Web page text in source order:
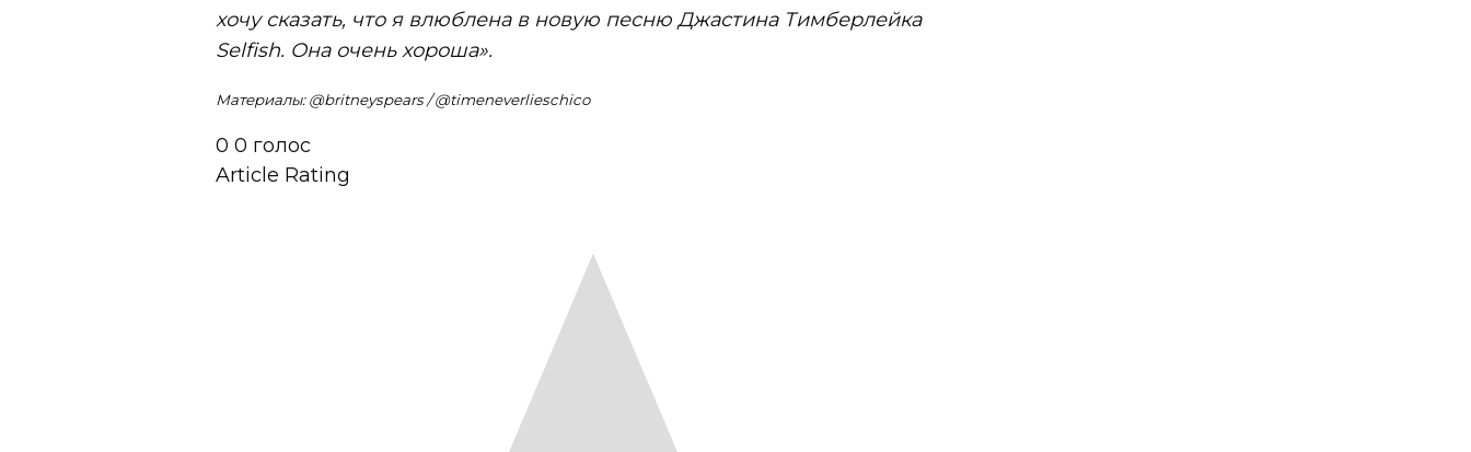
хочу сказать, что я влюблена в новую песню Джастина Тимберлейка
Selfish. Она очень хороша».
Материалы: @britneyspears / @timeneverlieschico
0 0 голос
Article Rating